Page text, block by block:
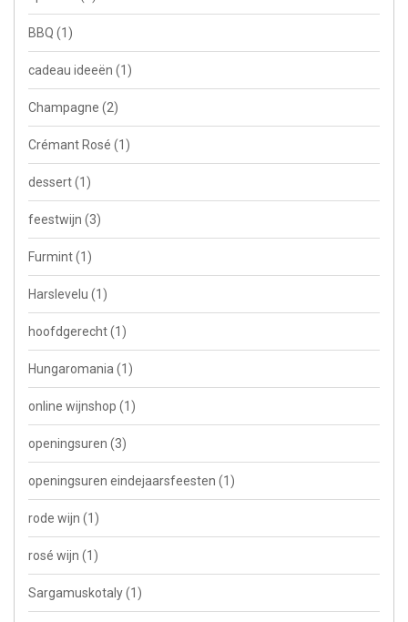
BBQ (1)
cadeau ideeën (1)
Champagne (2)
Crémant Rosé (1)
dessert(1)
feestwijn (3)
Furmint(1)
Harslevelu (1)
hoofdgerecht(1)
Hungaromania (1)
online wijnshop (1)
openingsuren (3)
openingsuren eindejaarsfeesten (1)
rode wijn (1)
rosé wijn (1)
Sargamuskotaly(1)